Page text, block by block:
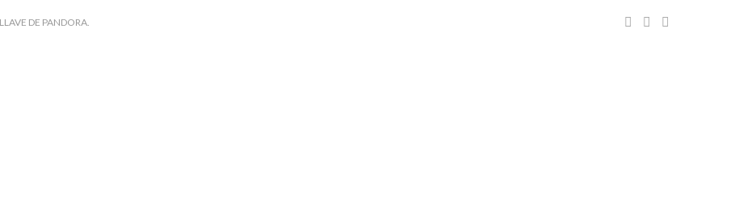
DE PANDORA.